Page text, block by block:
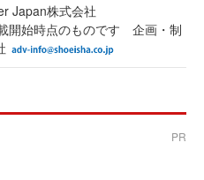
Japan株式会社
開始時点のものです 企画・制
PR